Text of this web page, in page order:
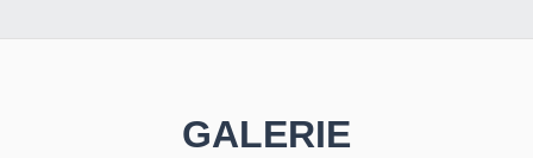
GALERIE